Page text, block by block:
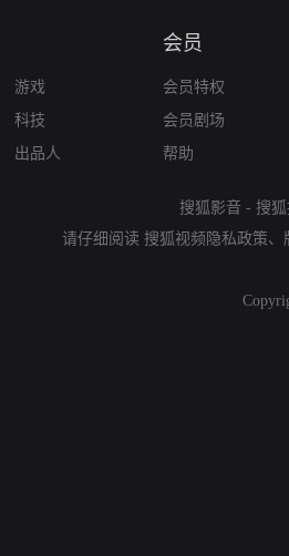
游戏
科技
出品人
会员
会员特权
会员剧场
帮助
搜狐影音 - 搜
请仔细阅读 搜狐视频隐私政策、